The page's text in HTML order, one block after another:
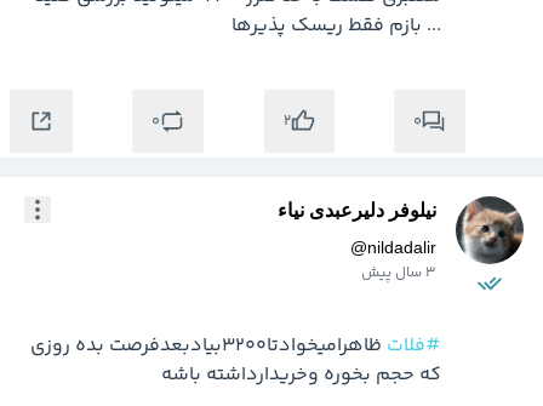
... بازم فقط ریسک پذیرها
0
2
0
نیلوفر دلیرعبدی نیاء
@nildadalir
3 سال پیش
#فلات
که حجم بخوره وخریدارداشته باشه